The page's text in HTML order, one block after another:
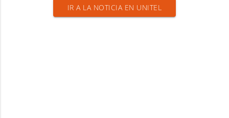
IR A LA NOTICIA EN UNITEL